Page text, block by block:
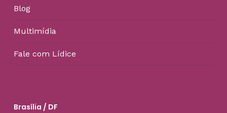
Blog
Multimídia
Fale com Lídice
Brasília / DF